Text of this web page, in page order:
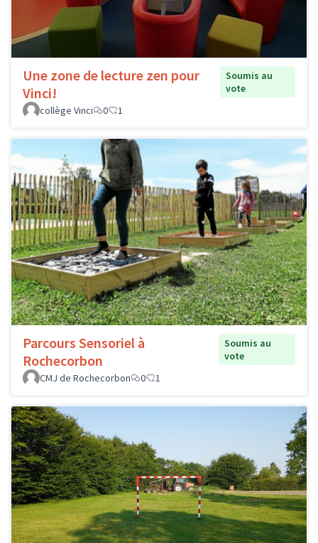
Une zone de lecture zen pour
Vinci!
Soumis au
vote
collège Vinci
0 1
Parcours Sensoriel à
Rochecorbon
Soumis au
vote
CMJ de Rochecorbon
0 1